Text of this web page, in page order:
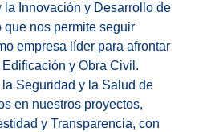
la Innovación y Desarrollo de
que nos permite seguir
empresa líder para afrontar
y Obra Civil.
Seguridad y la Salud de
en nuestros proyectos,
y Transparencia, con